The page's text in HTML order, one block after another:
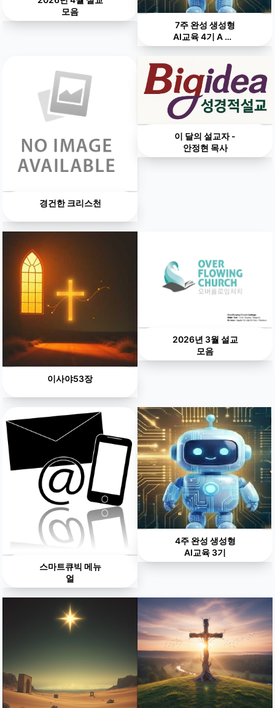
모음
7주 완성 생성형
AI교육 4기 A 반(
화요반) /B 반 (토
경건한 크리스천
이 달의 설교자 -
안정현 목사
이사야53장
2026년 3월 설교
모음
스마트큐빅 메뉴
얼
4주 완성 생성형
AI교육 3기